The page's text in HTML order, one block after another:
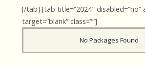
[/tab] [tab title=”2024″ disabled=”no”
target=”blank” class=””]
No Packages Found